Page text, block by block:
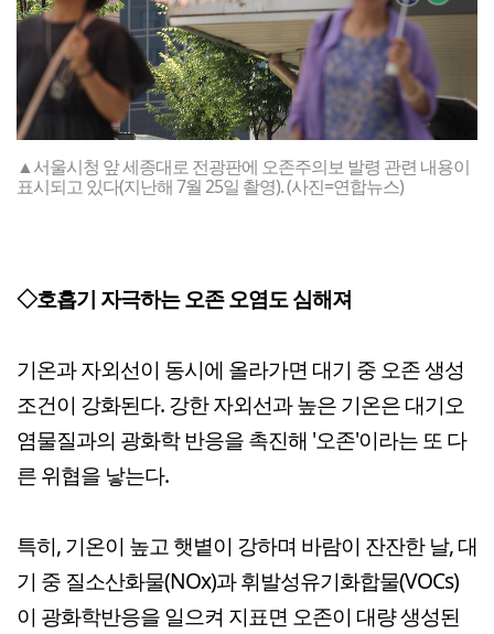
▲서울시청 앞 세종대로 전광판에 오존주의보 발령 관련 내용이
표시되고 있다(지난해 7월 25일 촬영). (사진=연합뉴스)
◇호흡기 자극하는 오존 오염도 심해져
기온과 자외선이 동시에 올라가면 대기 중 오존 생성
조건이 강화된다. 강한 자외선과 높은 기온은 대기오
염물질과의 광화학 반응을 촉진해 '오존'이라는 또 다
른 위협을 낳는다.
특히, 기온이 높고 햇볕이 강하며 바람이 잔잔한 날, 대
기 중 질소산화물(NOx)과 휘발성유기화합물(VOCs)
이 광화학반응을 일으켜 지표면 오존이 대량 생성된